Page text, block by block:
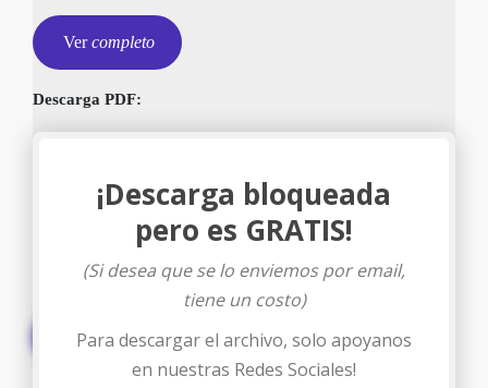
Vercompleto
Descarga PDF:
Descargar
¡Descarga bloqueada
pero es GRATIS!
(Si desea que se lo enviemos por email,
tiene un costo)
Para descargar el archivo, solo apoyanos
en nuestras Redes Sociales!